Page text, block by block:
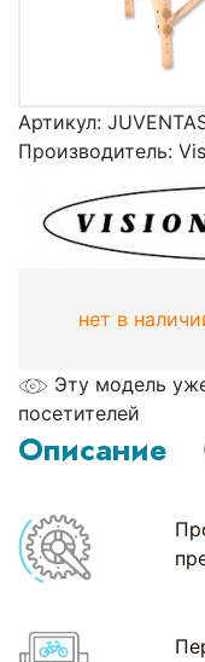
Артикул:
Производитель:
нет в
Эту модель
посетителей
Описание